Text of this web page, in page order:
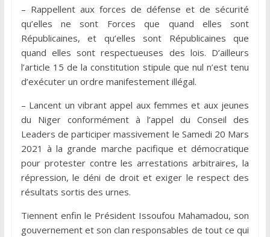
– Rappellent aux forces de défense et de sécurité
qu’elles ne sont Forces que quand elles sont
Républicaines, et qu’elles sont Républicaines que
quand elles sont respectueuses des lois. D’ailleurs
l’article 15 de la constitution stipule que nul n’est tenu
d’exécuter un ordre manifestement illégal.
– Lancent un vibrant appel aux femmes et aux jeunes
du Niger conformément à l’appel du Conseil des
Leaders de participer massivement le Samedi 20 Mars
2021 à la grande marche pacifique et démocratique
pour protester contre les arrestations arbitraires, la
répression, le déni de droit et exiger le respect des
résultats sortis des urnes.
Tiennent enfin le Président Issoufou Mahamadou, son
gouvernement et son clan responsables de tout ce qui